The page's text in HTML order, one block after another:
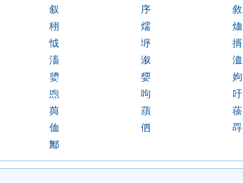
叙 序
敘
栩 燸
烅
怴 垿
揟
滀 溆
洫
嬃 媭
姁
喣 呴
吁
藇 蕦
蒣
侐 伵
冔
鄦